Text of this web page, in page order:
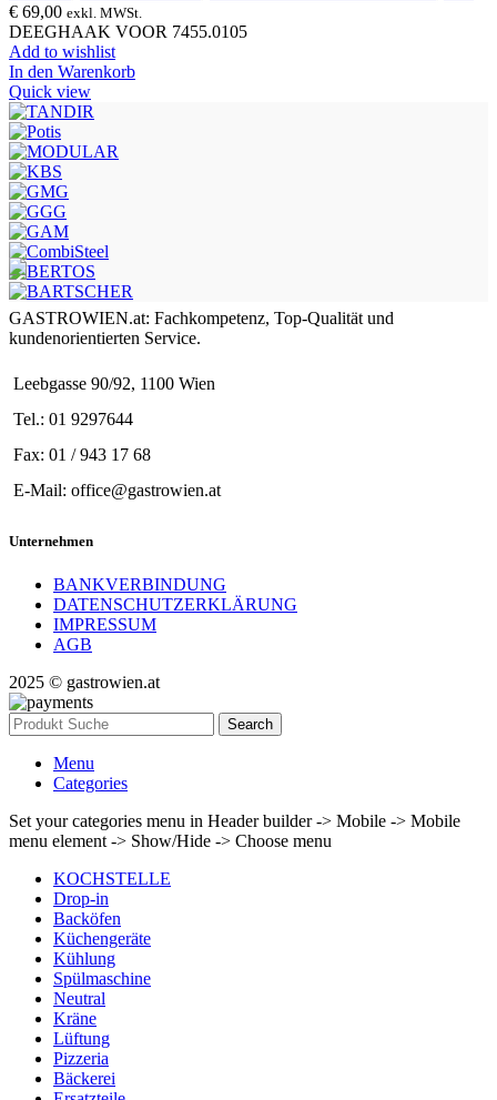
€ 69,00 exkl. MWSt.
DEEGHAAK VOOR 7455.0105
Add to wishlist
In den Warenkorb
Quick view
GASTROWIEN.at: Fachkompetenz, Top-Qualität und
kundenorientierten Service.
Leebgasse 90/92, 1100 Wien
Tel.: 01 9297644
Fax: 01 / 943 17 68
E-Mail: office@gastrowien.at
Unternehmen
BANKVERBINDUNG
DATENSCHUTZERKLÄRUNG
IMPRESSUM
AGB
2025 © gastrowien.at
Search
Menu
Categories
Set your categories menu in Header builder -> Mobile -> Mobile
menu element -> Show/Hide -> Choose menu
KOCHSTELLE
Drop-in
Backöfen
Küchengeräte
Kühlung
Spülmaschine
Neutral
Kräne
Lüftung
Pizzeria
Bäckerei